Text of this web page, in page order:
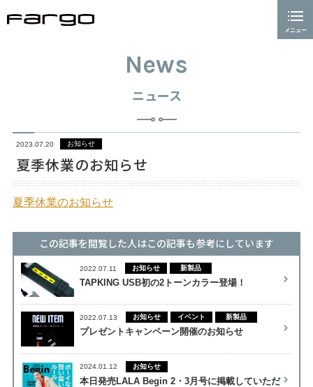
メニュー
閉じる
電源タップ事業
会社案内
ニュース
お問い合わせ
プライバシーポリシー
月～金曜日（※祝祭日を除く）
News
ニュース
2023.07.20 お知らせ
夏季休業のお知らせ
夏季休業のお知らせ
この記事を閲覧した人はこの記事も参考にしています
2022.07.11 お知らせ 新製品
TAPKING USB初の2トーンカラー登場！
2022.07.13 お知らせ イベント 新製品
プレゼントキャンペーン開催のお知らせ
2024.01.12 お知らせ
本日発売LALA Begin 2・3月号に掲載していただ